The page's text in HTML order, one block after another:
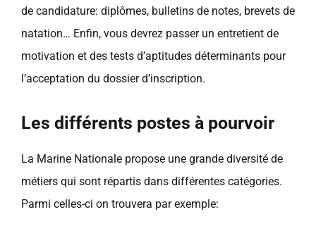
de candidature: diplômes, bulletins de notes, brevets de
natation… Enfin, vous devrez passer un entretient de
motivation et des tests d’aptitudes déterminants pour
l’acceptation du dossier d’inscription.
Les différents postes à pourvoir
La Marine Nationale propose une grande diversité de
métiers qui sont répartis dans différentes catégories.
Parmi celles-ci on trouvera par exemple: